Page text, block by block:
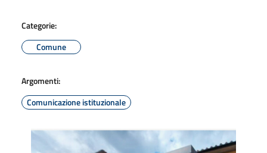
Categorie:
Comune
Argomenti:
Comunicazione istituzionale